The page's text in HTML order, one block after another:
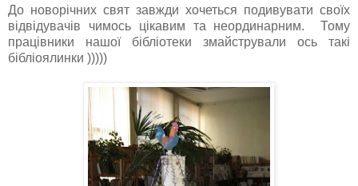
До новорічних свят завжди хочеться подивувати своїх
відвідувачів чимось цікавим та неординарним. Тому
працівники нашої бібліотеки змайстрували ось такі
бібліоялинки )))))